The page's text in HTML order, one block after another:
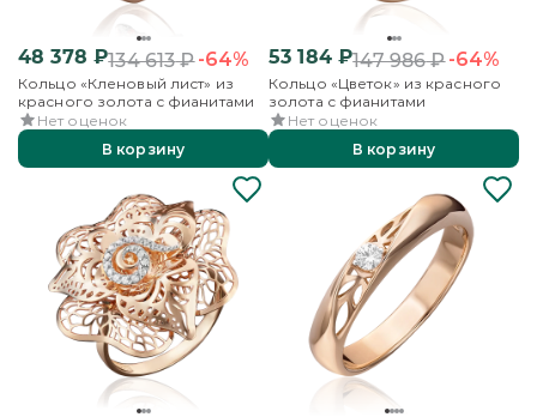
48 378 ₽134 613₽-64%
Кольцо «Кленовый лист» из
красного золота с фианитами
Нет оценок
В корзину
53 184₽147 986₽-64%
Кольцо «Цветок» из красного
золота с фианитами
Нет оценок
В корзину